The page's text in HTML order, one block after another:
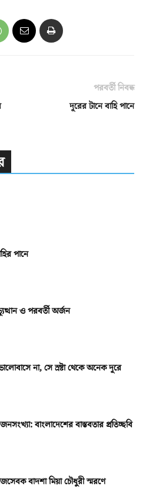
পরবর্তী নিবন্ধ
দূরের টানে বাহি পানে
পানে
ও পরবর্তী অর্জন
না, সে স্রষ্টা থেকে অনেক দূরে
বাংলাদেশের বাস্তবতার প্রতিচ্ছবি
বাদশা মিয়া চৌধুরী স্মরণে